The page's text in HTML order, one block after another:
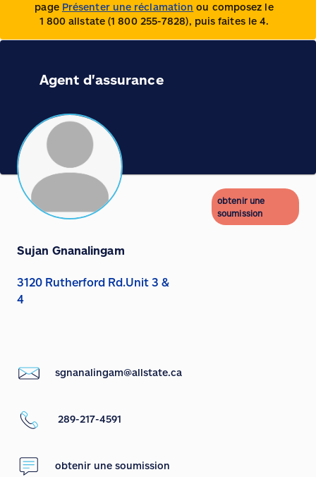
page Présenter une réclamation ou composez le
1 800 allstate (1 800 255-7828), puis faites le 4.
Agent d'assurance
obtenir une
soumission
Sujan Gnanalingam
3120 Rutherford Rd.Unit 3 &
4
sgnanalingam@allstate.ca
289-217-4591
obtenir une soumission